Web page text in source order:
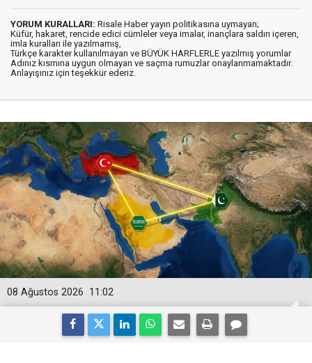
YORUM KURALLARI: Risale Haber yayın politikasına uymayan;
Küfür, hakaret, rencide edici cümleler veya imalar, inançlara saldırı içeren,
imla kuralları ile yazılmamış,
Türkçe karakter kullanılmayan ve BÜYÜK HARFLERLE yazılmış yorumlar
Adınız kısmına uygun olmayan ve saçma rumuzlar onaylanmamaktadır.
Anlayışınız için teşekkür ederiz.
11:02
08 Ağustos 2026